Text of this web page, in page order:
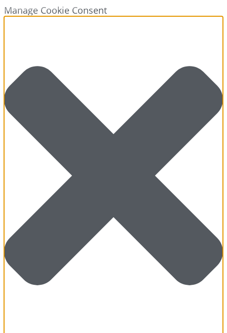
Manage Cookie Consent